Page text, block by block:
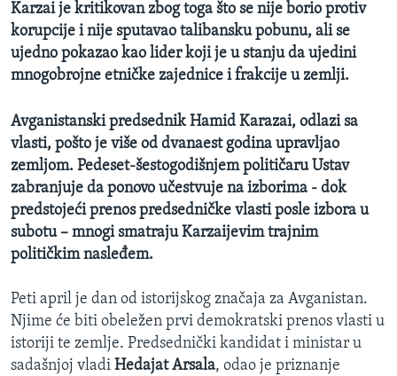
Karzai je kritikovan zbog toga što se nije borio protiv
korupcije i nije sputavao talibansku pobunu, ali se
ujedno pokazao kao lider koji je u stanju da ujedini
mnogobrojne etničke zajednice i frakcije u zemlji.
Avganistanski predsednik Hamid Karazai, odlazi sa
vlasti, pošto je više od dvanaest godina upravljao
zemljom. Pedeset-šestogodišnjem političaru Ustav
zabranjuje da ponovo učestvuje na izborima - dok
predstojeći prenos predsedničke vlasti posle izbora u
subotu – mnogi smatraju Karzaijevim trajnim
političkim nasleđem.
Peti april je dan od istorijskog značaja za Avganistan.
Njime će biti obeležen prvi demokratski prenos vlasti u
istoriji te zemlje. Predsednički kandidat i ministar u
sadašnjoj vladi Hedajat Arsala, odao je priznanje